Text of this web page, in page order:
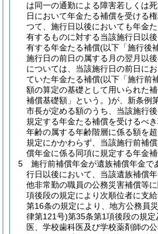
は同一の通勤による障害若しくは
日において年金たる補償を受ける
つて、施行日以後においても年金
有するものに対する当該施行日以
有する年金たる補償(以下「施行後
施行日の前日の属する月の翌月以
については、当該施行日の前日に
ていた年金たる補償(以下「施行前
額の算定の基礎として用いられた
補償基礎額」という。)が、新条例
市長が定める額のうち、当該施行
規定する年金たる補償を受けるべ
年齢の属する年齢階層に係る額を
規定にかかわらず、当該施行前補
償年金に係る同項に規定する年金補
5
施行前補償年金が遺族補償年金で
行日以後において、当該遺族補償
他非常勤の職員の公務災害補償等
項後段の規定により次順位者に支
第16条の規定により、地方公務員
律第121号)第35条第1項後段の規
医、学校歯科医及び学校薬剤師の